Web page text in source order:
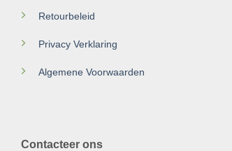
Retourbeleid
Privacy Verklaring
Algemene Voorwaarden
Contacteer ons